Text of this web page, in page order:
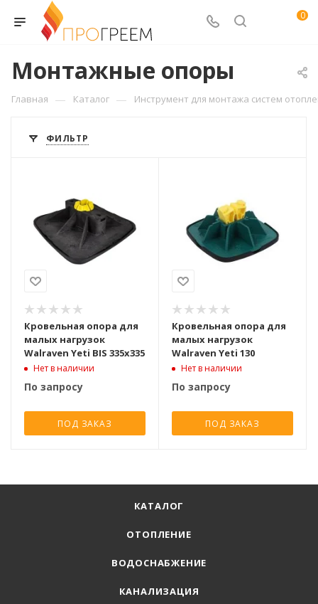
0
Монтажные опоры
Главная — Каталог — Инструмент для монтажа систем
ФИЛЬТР
Кровельная опора для
малых нагрузок
Walraven Yeti BIS 335x335
Нет в наличии
По запросу
ПОД ЗАКАЗ
Кровельная опора для
малых нагрузок
Walraven Yeti 130
Нет в наличии
По запросу
ПОД ЗАКАЗ
КАТАЛОГ
ОТОПЛЕНИЕ
ВОДОСНАБЖЕНИЕ
КАНАЛИЗАЦИЯ